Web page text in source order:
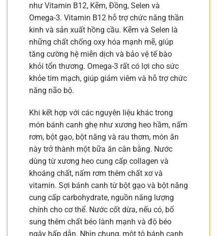
như Vitamin B12, Kẽm, Đồng, Selen và
Omega-3. Vitamin B12 hỗ trợ chức năng thần
kinh và sản xuất hồng cầu. Kẽm và Selen là
những chất chống oxy hóa mạnh mẽ, giúp
tăng cường hệ miễn dịch và bảo vệ tế bào
khỏi tổn thương. Omega-3 rất có lợi cho sức
khỏe tim mạch, giúp giảm viêm và hỗ trợ chức
năng não bộ.
Khi kết hợp với các nguyên liệu khác trong
món bánh canh ghẹ như xương heo hầm, nấm
rơm, bột gạo, bột năng và rau thơm, món ăn
này trở thành một bữa ăn cân bằng. Nước
dùng từ xương heo cung cấp collagen và
khoáng chất, nấm rơm thêm chất xơ và
vitamin. Sợi bánh canh từ bột gạo và bột năng
cung cấp carbohydrate, nguồn năng lượng
chính cho cơ thể. Nước cốt dừa, nếu có, bổ
sung thêm chất béo lành mạnh và độ béo
ngậy hấp dẫn. Nhìn chung, một tô bánh canh